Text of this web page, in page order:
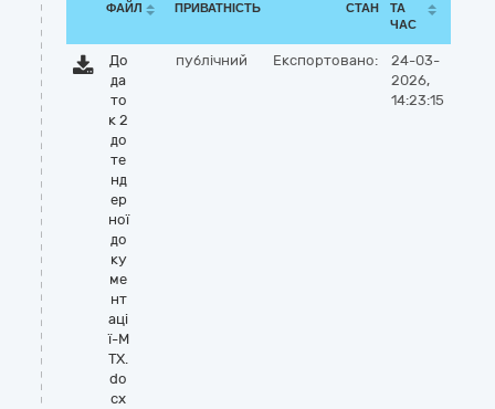
ФАЙЛ ПРИВАТНІСТЬ СТАН
ТА
ЧАС
До
да
то
к 2
до
те
нд
ер
ної
до
ку
ме
нт
аці
ї-М
ТХ.
do
cx
публічний Експортовано:
24-03-
2026,
14:23:15